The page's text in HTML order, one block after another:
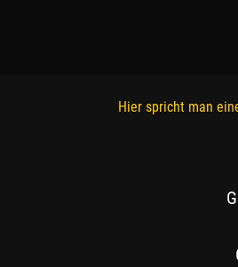
Hier spricht man